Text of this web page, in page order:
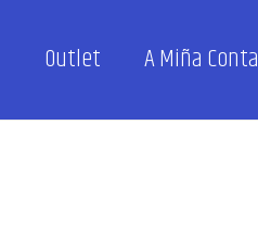
Outlet A Miña Conta